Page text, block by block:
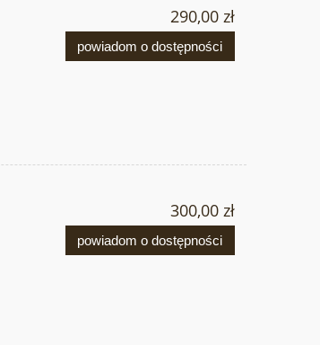
290,00 zł
powiadom o dostępności
300,00 zł
powiadom o dostępności